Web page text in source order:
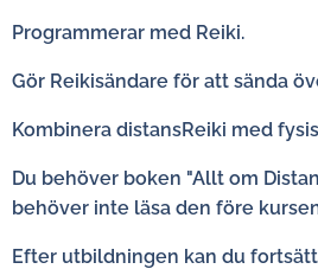
Programmerar med Reiki.
Gör Reikisändare för att sända
Kombinera distansReiki med
Du behöver boken "Allt om
behöver inte läsa den före
Efter utbildningen kan du